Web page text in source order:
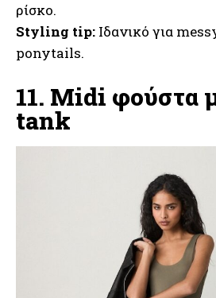
ρίσκο.
Styling tip: Ιδανικό για
ponytails.
11. Midi φούστα
tank